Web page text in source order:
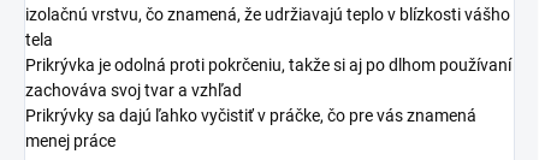
izolačnú vrstvu, čo znamená, že udržiavajú teplo v blízkosti vášho
tela
Prikrývka je odolná proti pokrčeniu, takže si aj po dlhom používaní
zachováva svoj tvar a vzhľad
Prikrývky sa dajú ľahko vyčistiť v práčke, čo pre vás znamená
menej práce